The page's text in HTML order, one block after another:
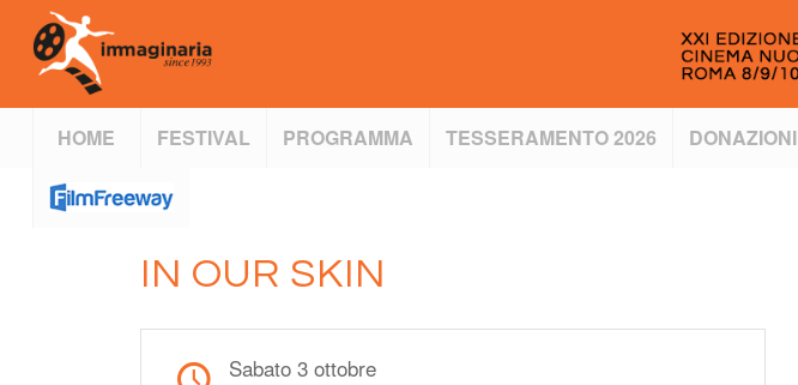
HOME FESTIVAL PROGRAMMA TESSERAMENTO 2026 DONAZIONI
IN OUR SKIN
Sabato 3 ottobre